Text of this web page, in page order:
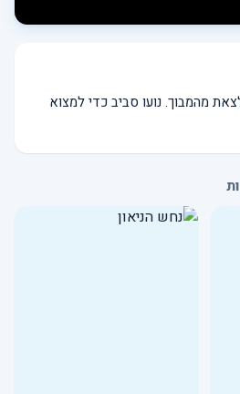
מהמבוך. נועו סביב כדי למצוא